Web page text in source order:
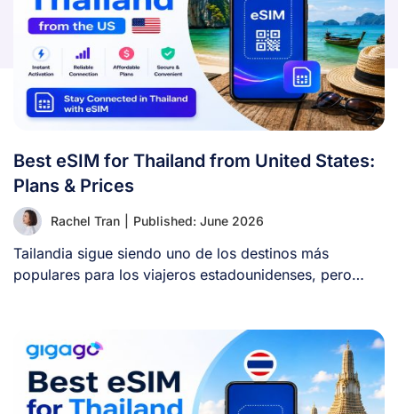
Best eSIM for Thailand from United States:
Plans & Prices
Rachel Tran Published: June 2026
Tailandia sigue siendo uno de los destinos más
populares para los viajeros estadounidenses, pero